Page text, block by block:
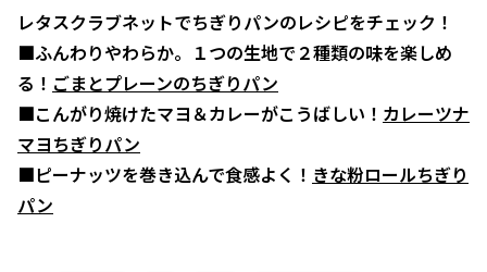
レタスクラブネットでちぎりパンのレシピをチェック！
■ふんわりやわらか。１つの生地で２種類の味を楽しめ
る！ ごまとプレーンのちぎりパン
■こんがり焼けたマヨ＆カレーがこうばしい！ カレーツナ
マヨちぎりパン
■ピーナッツを巻き込んで食感よく！ きな粉ロールちぎり
パン